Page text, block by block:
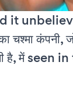
it
चश्मा कंपनी,
है, में